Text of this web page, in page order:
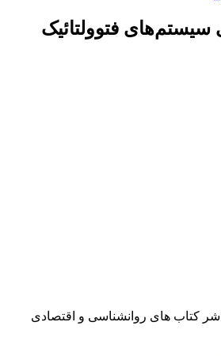
فتوولتائیک
کتاب های روانشناسی و اقتصادی